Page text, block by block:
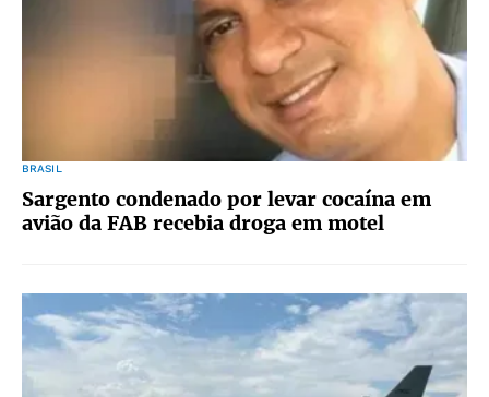
BRASIL
Sargento condenado por levar cocaína em
avião da FAB recebia droga em motel